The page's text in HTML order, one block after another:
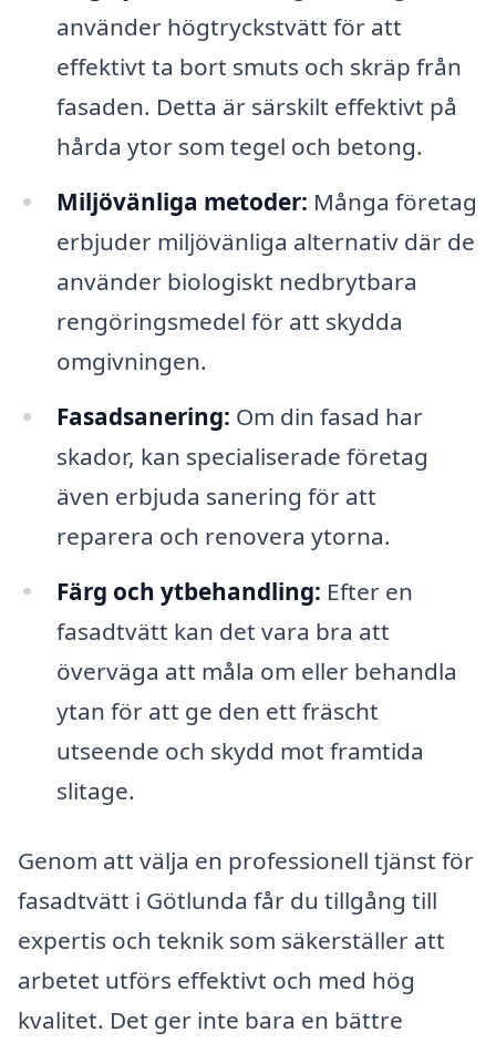
använder högtryckstvätt för att
effektivt ta bort smuts och skräp från
fasaden. Detta är särskilt effektivt på
hårda ytor som tegel och betong.
Miljövänliga metoder: Många företag
erbjuder miljövänliga alternativ där de
använder biologiskt nedbrytbara
rengöringsmedel för att skydda
omgivningen.
Fasadsanering: Om din fasad har
skador, kan specialiserade företag
även erbjuda sanering för att
reparera och renovera ytorna.
Färg och ytbehandling: Efter en
fasadtvätt kan det vara bra att
överväga att måla om eller behandla
ytan för att ge den ett fräscht
utseende och skydd mot framtida
slitage.
Genom att välja en professionell tjänst för
fasadtvätt i Götlunda får du tillgång till
expertis och teknik som säkerställer att
arbetet utförs effektivt och med hög
kvalitet. Det ger inte bara en bättre